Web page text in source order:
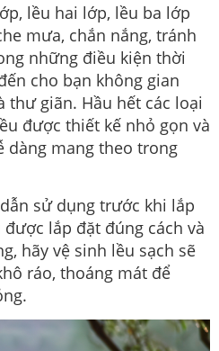
lều hai lớp, lều ba lớp
mưa, chắn nắng, tránh
những điều kiện thời
cho bạn không gian
thư giãn. Hầu hết các loại
được thiết kế nhỏ gọn và
dàng mang theo trong
sử dụng trước khi lắp
lắp đặt đúng cách và
hãy vệ sinh lều sạch sẽ
ráo, thoáng mát để